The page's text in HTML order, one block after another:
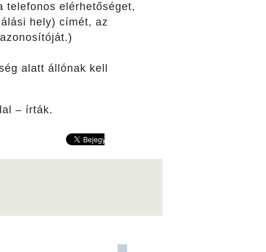
telefonos elérhetőséget,
hely) címét, az
alatt állónak kell
– írták.